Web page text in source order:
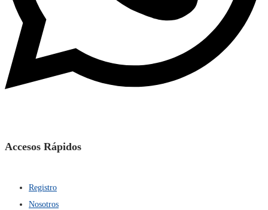
Accesos Rápidos
Registro
Nosotros